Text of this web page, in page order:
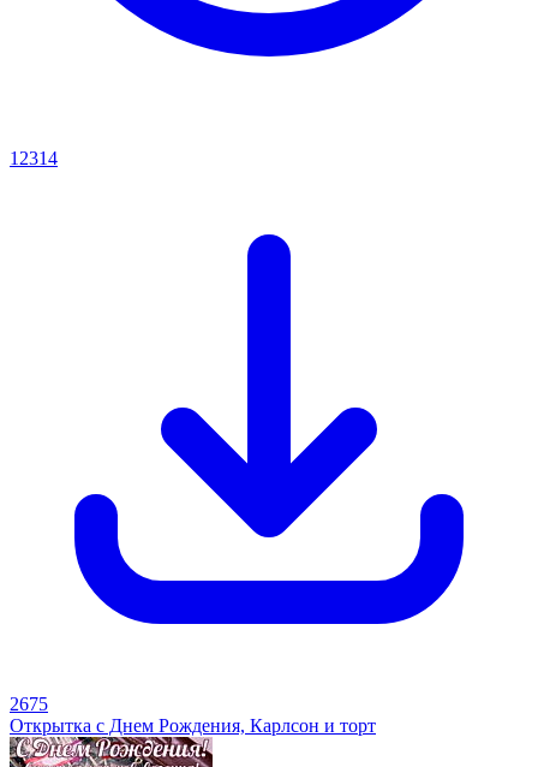
12314
2675
Открытка с Днем Рождения, Карлсон и торт